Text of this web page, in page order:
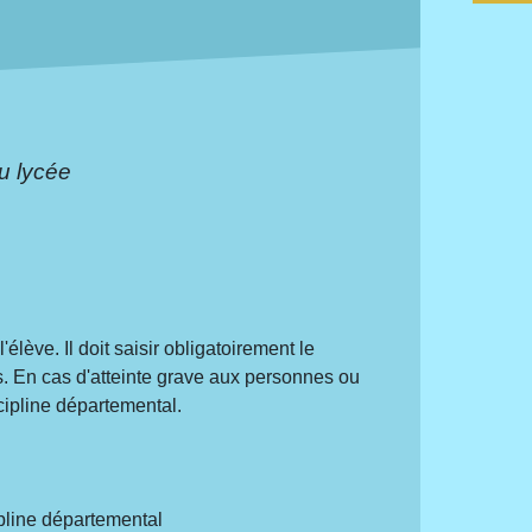
lycée
Il doit saisir obligatoirement le
cas d'atteinte grave aux personnes ou
départemental.
départemental